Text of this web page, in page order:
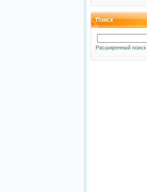
Поиск
Расширенный поиск